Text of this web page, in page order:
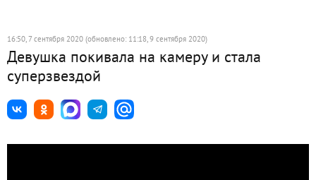
16:50, 7 сентября 2020 (обновлено: 11:18, 9 сентября 2020)
Девушка покивала на камеру и стала
суперзвездой